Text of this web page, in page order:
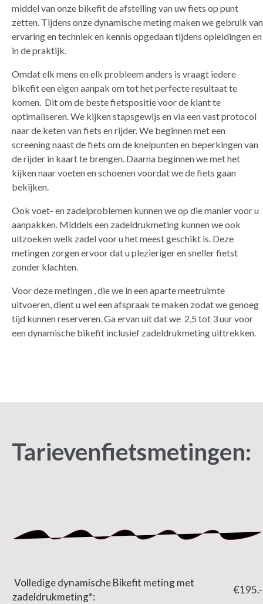
middel van onze bikefit de afstelling van uw fiets op punt
zetten. Tijdens onze dynamische meting maken we gebruik van
ervaring en techniek en kennis opgedaan tijdens opleidingen en
in de praktijk.
Omdat elk mens en elk probleem anders is vraagt iedere
bikefit een eigen aanpak om tot het perfecte resultaat te
komen. Dit om de beste fietspositie voor de klant te
optimaliseren. We kijken stapsgewijs en via een vast protocol
naar de keten van fiets en rijder. We beginnen met een
screening naast de fiets om de knelpunten en beperkingen van
de rijder in kaart te brengen. Daarna beginnen we met het
kijken naar voeten en schoenen voordat we de fiets gaan
bekijken.
Ook voet- en zadelproblemen kunnen we op die manier voor u
aanpakken. Middels een zadeldrukmeting kunnen we ook
uitzoeken welk zadel voor u het meest geschikt is. Deze
metingen zorgen ervoor dat u plezieriger en sneller fietst
zonder klachten.
Voor deze metingen , die we in een aparte meetruimte
uitvoeren, dient u wel een afspraak te maken zodat we genoeg
tijd kunnen reserveren. Ga ervan uit dat we 2,5 tot 3 uur voor
een dynamische bikefit inclusief zadeldrukmeting uittrekken.
Tarievenfietsmetingen:
Volledige dynamische Bikefit meting met
zadeldrukmeting*:
€195.-